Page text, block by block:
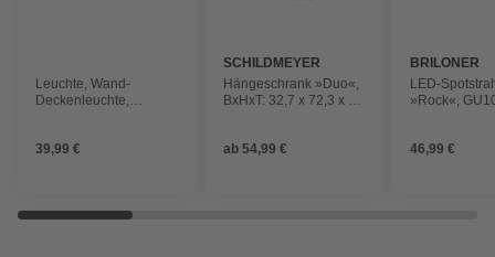
Leuchte, Wand-
Deckenleuchte,
39,99 €
SCHILDMEYER
Hängeschrank »Duo«,
BxHxT: 32,7 x 72,3 x 16
ab 54,99 €
BRILONER
LED-
»Rock«,
46,99 €